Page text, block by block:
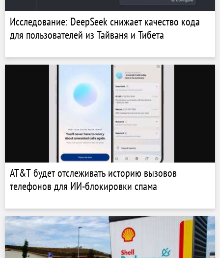
Исследование: DeepSeek снижает качество кода
для пользователей из Тайваня и Тибета
AT&T будет отслеживать историю вызовов
телефонов для ИИ-блокировки спама